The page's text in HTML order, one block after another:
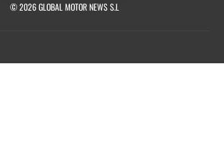
© 2026 GLOBAL MOTOR NEWS S.L